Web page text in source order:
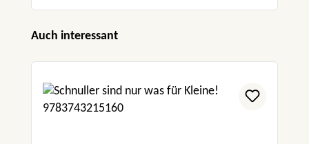
Produktgalerie überspringen
Auch interessant